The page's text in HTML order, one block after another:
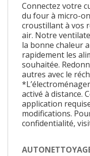
Connectez votre
du four à micro-
croustillant à vos
air. Notre
la bonne chaleur
rapidement les
souhaitée.
autres avec le
activé à distance.
application
modifications.
confidentialité,